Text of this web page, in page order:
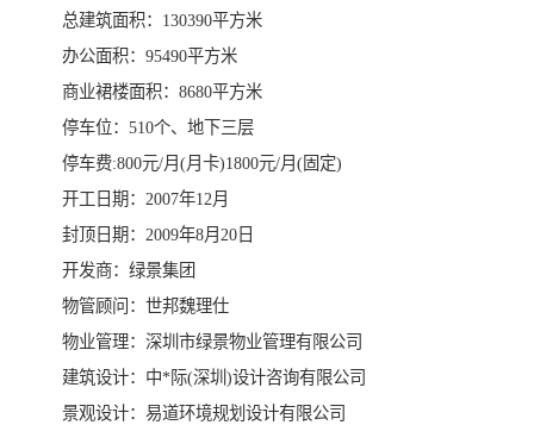
总建筑面积：130390平方米
办公面积：95490平方米
商业裙楼面积：8680平方米
停车位：510个、地下三层
停车费:800元/月(月卡)1800元/月(固定)
开工日期：2007年12月
封顶日期：2009年8月20日
开发商：绿景集团
物管顾问：世邦魏理仕
物业管理：深圳市绿景物业管理有限公司
建筑设计：中*际(深圳)设计咨询有限公司
景观设计：易道环境规划设计有限公司